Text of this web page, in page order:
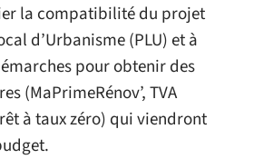
la compatibilité du projet
d’Urbanisme (PLU) et à
pour obtenir des
(MaPrimeRénov’, TVA
à taux zéro) qui viendront